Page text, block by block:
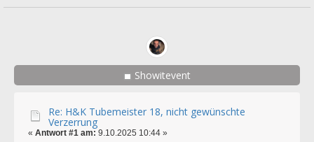
Showitevent
Re: H&K Tubemeister 18, nicht gewünschte
Verzerrung
« Antwort #1 am: 9.10.2025 10:44 »